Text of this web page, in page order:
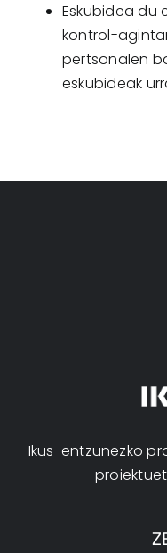
Eskubidea du
kontrol-
pertsonalen
eskubideak
Ikus-entzunezko